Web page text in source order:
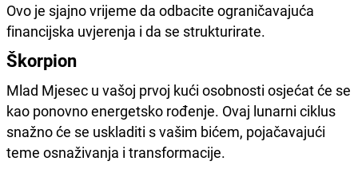
Ovo je sjajno vrijeme da odbacite ograničavajuća
financijska uvjerenja i da se strukturirate.
Škorpion
Mlad Mjesec u vašoj prvoj kući osobnosti osjećat će se
kao ponovno energetsko rođenje. Ovaj lunarni ciklus
snažno će se uskladiti s vašim bićem, pojačavajući
teme osnaživanja i transformacije.